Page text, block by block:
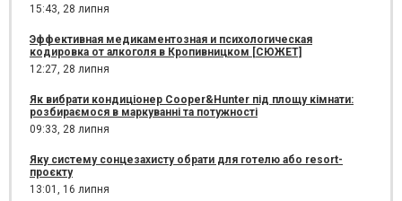
15:43, 28 липня
Эффективная медикаментозная и психологическая
кодировка от алкоголя в Кропивницком [СЮЖЕТ]
12:27, 28 липня
Як вибрати кондиціонер Cooper&Hunter під площу кімнати:
розбираємося в маркуванні та потужності
09:33, 28 липня
Яку систему сонцезахисту обрати для готелю або resort-
проєкту
13:01, 16 липня